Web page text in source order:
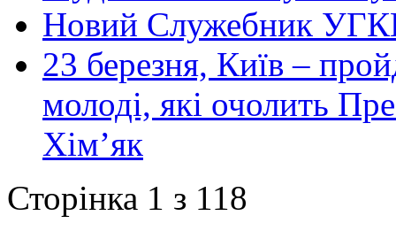
Новий Служебник
23 березня, Київ –
молоді, які очолить
Хім’як
Сторінка 1 з 118